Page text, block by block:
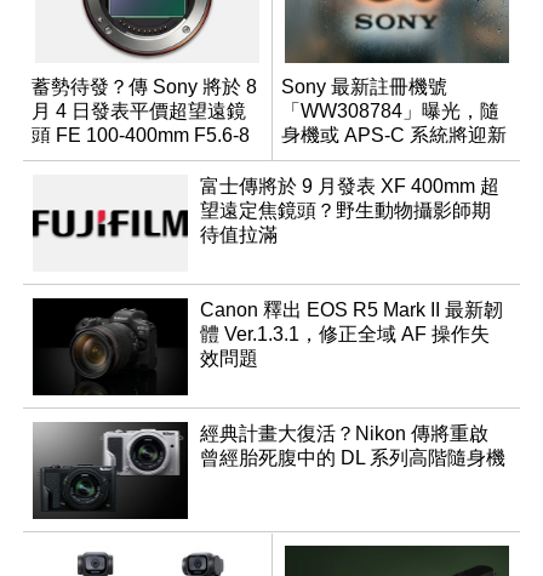
蓄勢待發？傳 Sony 將於 8
月 4 日發表平價超望遠鏡
頭 FE 100-400mm F5.6-8
Sony 最新註冊機號
「WW308784」曝光，隨
身機或 APS-C 系統將迎新
成員？
富士傳將於 9 月發表 XF 400mm 超
望遠定焦鏡頭？野生動物攝影師期
待值拉滿
Canon 釋出 EOS R5 Mark II 最新韌
體 Ver.1.3.1，修正全域 AF 操作失
效問題
經典計畫大復活？Nikon 傳將重啟
曾經胎死腹中的 DL 系列高階隨身機